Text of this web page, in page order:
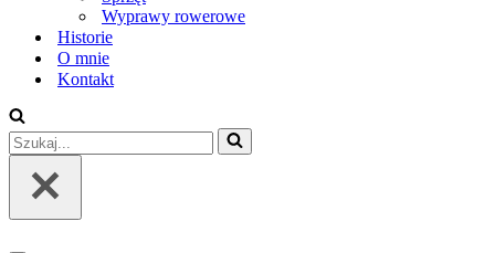
Wyprawy rowerowe
Historie
O mnie
Kontakt
Szukaj...